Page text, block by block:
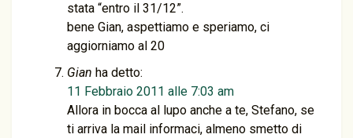
stata “entro il 31/12”.
bene Gian, aspettiamo e speriamo, ci
aggiorniamo al 20
Gian ha detto:
11 Febbraio 2011 alle 7:03 am
Allora in bocca al lupo anche a te, Stefano, se
ti arriva la mail informaci, almeno smetto di